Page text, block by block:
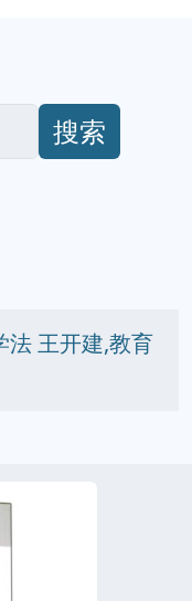
搜索
法 王开建,教育